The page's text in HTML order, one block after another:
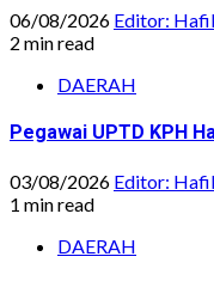
06/08/2026 Editor:
2 min read
DAERAH
Pegawai UPTD KPH
03/08/2026 Editor:
1 min read
DAERAH